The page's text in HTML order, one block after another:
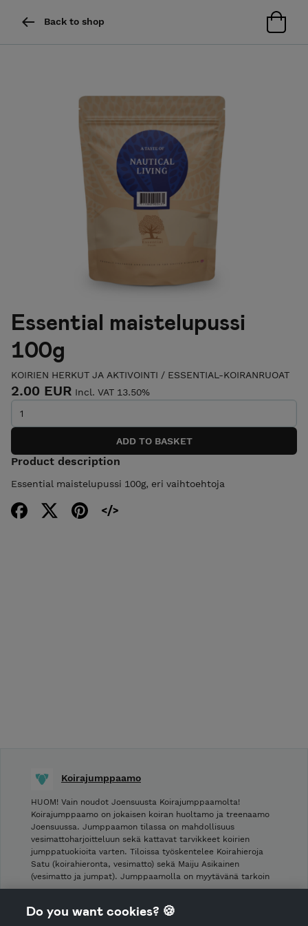
Back to shop
Essential maistelupussi
100g
KOIRIEN HERKUT JA AKTIVOINTI / ESSENTIAL-KOIRANRUOAT
2.00 EUR Incl. VAT 13.50%
Product description
Essential maistelupussi 100g, eri vaihtoehtoja
Koirajumppaamo
HUOM! Vain noudot Joensuusta Koirajumppaamolta!
Koirajumppaamo on jokaisen koiran huoltamo ja treenaamo
Joensuussa. Jumppaamon tilassa on mahdollisuus
vesimattoharjoitteluun sekä kattavat tarvikkeet koirien
jumppatuokioita varten. Tiloissa työskentelee Koirahieroja
Satu (koirahieronta, vesimatto) sekä Maiju Asikainen
(vesimatto ja jumpat). Jumppaamolla on myytävänä tarkoin
…
Shop Terms and Conditions
Do you want cookies? 🍪